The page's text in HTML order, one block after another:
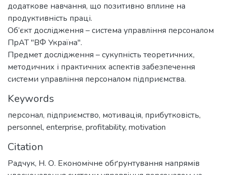
додаткове навчання, що позитивно вплине на
продуктивність праці.
Об’єкт дослідження – система управління персоналом
ПрАТ "ВФ Україна".
Предмет дослідження – сукупність теоретичних,
методичних і практичних аспектів забезпечення
системи управління персоналом підприємства.
Keywords
персонал, підприємство, мотивація, прибутковість,
personnel, enterprise, profitability, motivation
Citation
Радчук, Н. О. Економічне обґрунтування напрямів